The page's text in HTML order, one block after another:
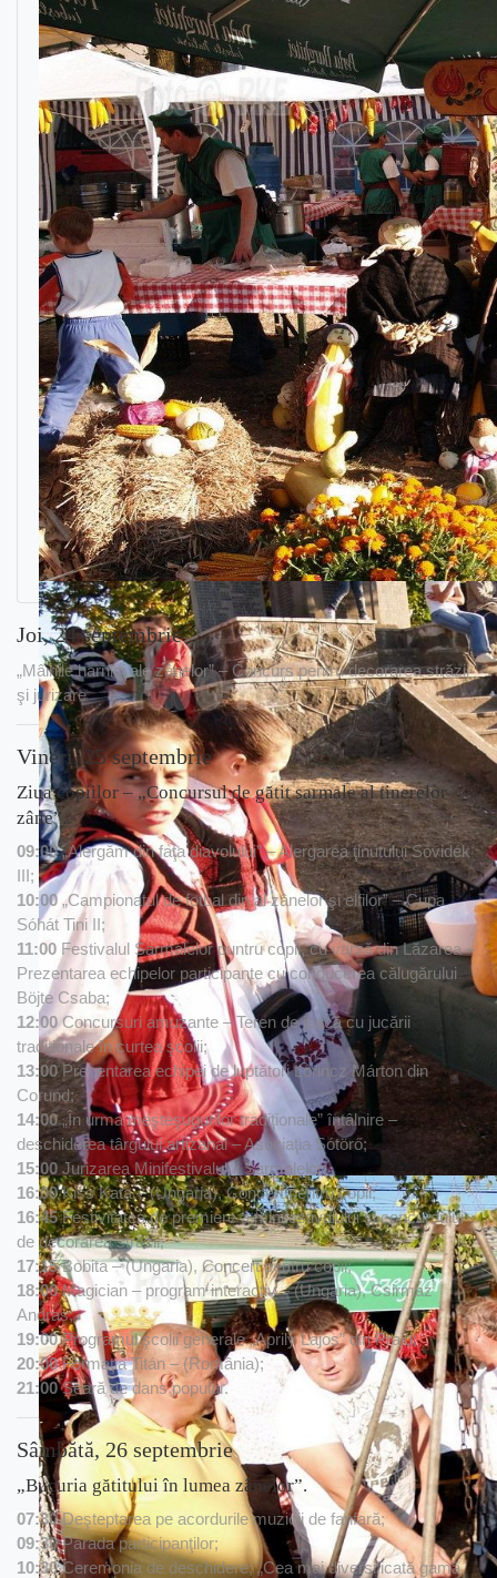
Joi, 24 septembrie
„Mâinile harnici ale zânelor” – Concurs pentru decorarea străzii
şi jurizare
Vineri, 25 septembrie
Ziua copiilor – „Concursul de gătit sarmale al tinerelor
zâne”.
09:00„Alergăm din faţa diavolului” – Alergarea ţinutului Sóvidék
III;
10:00„Campionatul de fotbal din al zânelor şi elfilor” – Cupa
Sóhát Tini II;
11:00 Festivalul Sarmalelor puntru copii, cu varză din Lăzarea –
Prezentarea echipelor participante cu conducerea călugărului
Böjte Csaba;
12:00Concursuri amuzante – Teren de joacă cu jucării
tradiţionale în curtea şcolii;
13:00Prezentarea echipei de luptători Lőrincz Márton din
Corund;
14:00„În urma meşteşugurilor tradiţionale” întâlnire –
deschiderea târgului artizanal – Asociaţia Sótörő;
15:00Jurizarea Minifestivalului Sarmalelor;
16:00Kiss Kata – (Ungaria), Concert pentru copii;
16:45Festivitatea de premiere a minifestivalului şi concursului
de decorarea străzii;
17:15Bobita – (Ungaria), Concert pentru copii;
18:00Magician – program interactiv – (Ungaria), Csirmaz
Andras;
19:00Programul şcolii generale „Aprily Lajos” din Praid;
20:00Formaţia Titán – (România);
21:00Seară de dans popular.
Sâmbătă, 26 septembrie
„Bucuria gătitului în lumea zânelor”.
07:30Deşteptarea pe acordurile muzicii de fanfară;
09:30Parada participanţilor;
10:30Ceremonia de deschidere; „Cea mai diversificată gamă